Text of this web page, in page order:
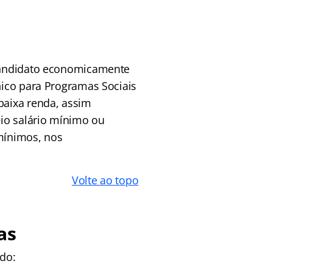
economicamente
para Programas Sociais
renda, assim
salário mínimo ou
nos
Volte ao topo